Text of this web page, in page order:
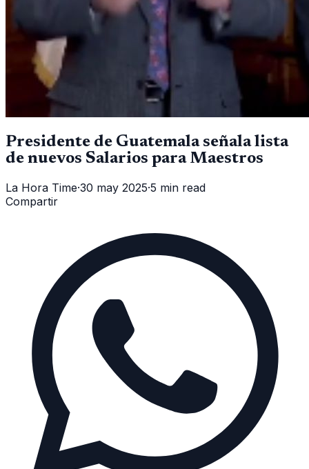
Presidente de Guatemala señala lista
de nuevos Salarios para Maestros
La Hora Time·30 may 2025·5 min read
Compartir